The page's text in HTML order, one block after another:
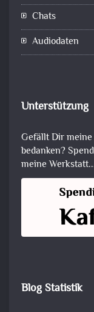
Chats
Audiodaten
Unterstützung
Gefällt Dir
bedanken?
meine
Blog Statistik